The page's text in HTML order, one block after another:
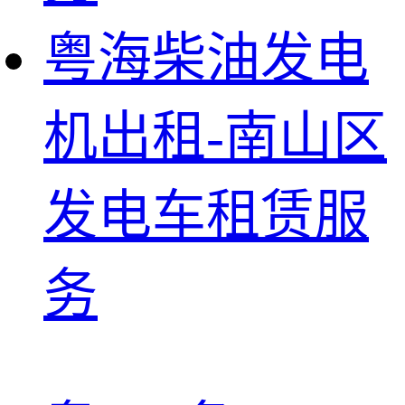
粤海柴油发电
机出租-南山区
发电车租赁服
务